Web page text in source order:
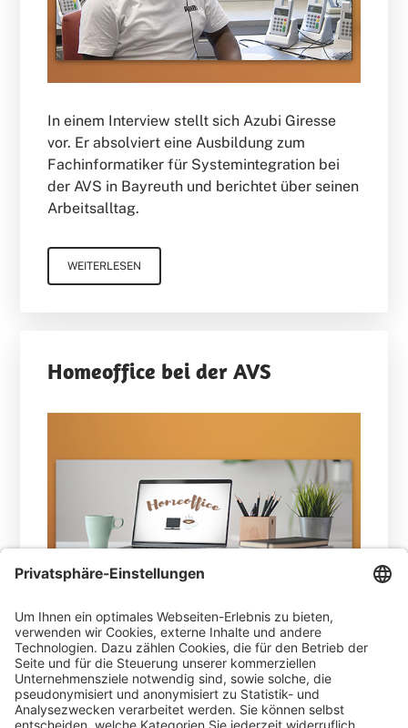
In einem Interview stellt sich Azubi Giresse
vor. Er absolviert eine Ausbildung zum
Fachinformatiker für Systemintegration bei
der AVS in Bayreuth und berichtet über seinen
Arbeitsalltag.
WEITERLESEN
Homeoffice bei der AVS
Das Thema Corona-Virus beschäftigt uns
momentan alle - Zeitungen, Websites und
social media sind gefüllt mit Berichten, neuen